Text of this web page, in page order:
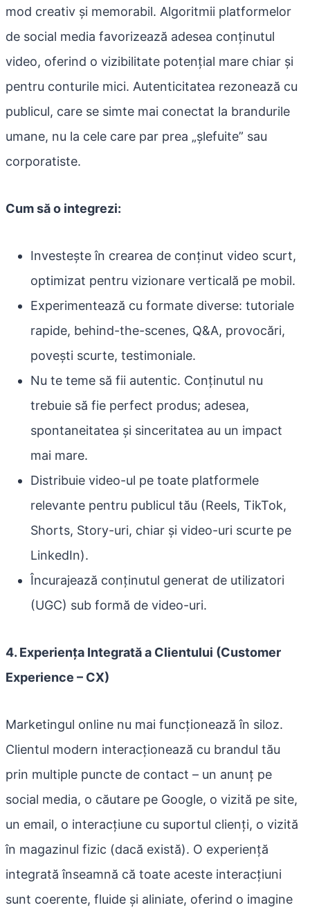
mod creativ și memorabil. Algoritmii platformelor
de social media favorizează adesea conținutul
video, oferind o vizibilitate potențial mare chiar și
pentru conturile mici. Autenticitatea rezonează cu
publicul, care se simte mai conectat la brandurile
umane, nu la cele care par prea „șlefuite” sau
corporatiste.
Cum să o integrezi:
Investește în crearea de conținut video scurt,
optimizat pentru vizionare verticală pe mobil.
Experimentează cu formate diverse: tutoriale
rapide, behind-the-scenes, Q&A, provocări,
povești scurte, testimoniale.
Nu te teme să fii autentic. Conținutul nu
trebuie să fie perfect produs; adesea,
spontaneitatea și sinceritatea au un impact
mai mare.
Distribuie video-ul pe toate platformele
relevante pentru publicul tău (Reels, TikTok,
Shorts, Story-uri, chiar și video-uri scurte pe
LinkedIn).
Încurajează conținutul generat de utilizatori
(UGC) sub formă de video-uri.
4. Experiența Integrată a Clientului (Customer
Experience – CX)
Marketingul online nu mai funcționează în siloz.
Clientul modern interacționează cu brandul tău
prin multiple puncte de contact – un anunț pe
social media, o căutare pe Google, o vizită pe site,
un email, o interacțiune cu suportul clienți, o vizită
în magazinul fizic (dacă există). O experiență
integrată înseamnă că toate aceste interacțiuni
sunt coerente, fluide și aliniate, oferind o imagine